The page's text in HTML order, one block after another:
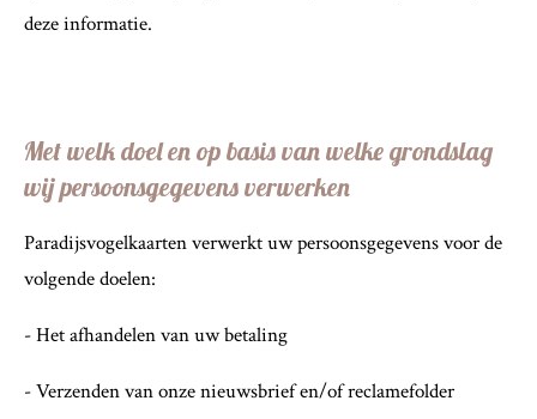
deze informatie.
Met welk doel en op basis van welke grondslag
wij persoonsgegevens verwerken
Paradijsvogelkaarten verwerkt uw persoonsgegevens voor de
volgende doelen:
- Het afhandelen van uw betaling
- Verzenden van onze nieuwsbrief en/of reclamefolder